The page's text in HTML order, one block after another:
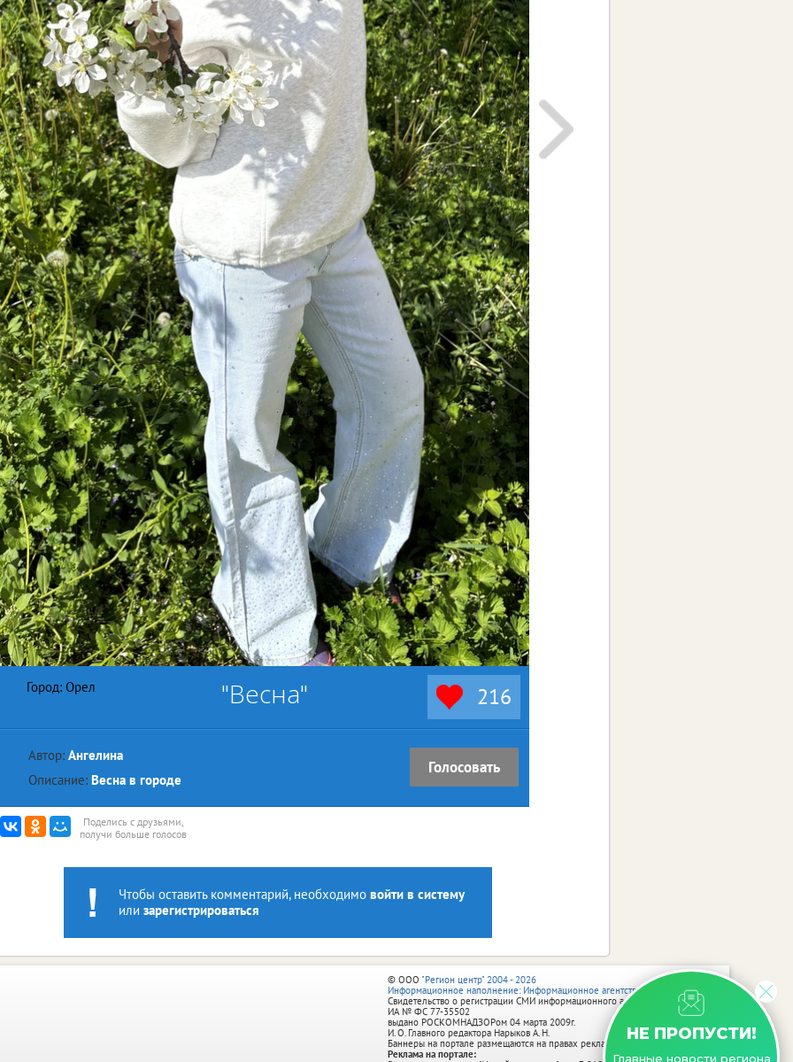
"Весна"
Город: Орел 216
Автор: Ангелина
Описание: Весна в городе
Голосовать
Поделись с друзьями,
получи больше голосов
Чтобы оставить комментарий, необходимо войти в систему
или зарегистрироваться
НЕ ПРОПУСТИ!
Главные новости региона
© ООО "Регион центр" 2004 - 2026
Информационное наполнение: Информационное агентство vRossii.ru
Свидетельство о регистрации СМИ информационного агентства vRossii.ru
ИА № ФС 77‑35502
выдано РОСКОМНАДЗОРом 04 марта 2009г.
И. О. Главного редактора Нарыков А. Н.
Баннеры на портале размещаются на правах рекламы.
Реклама на портале: